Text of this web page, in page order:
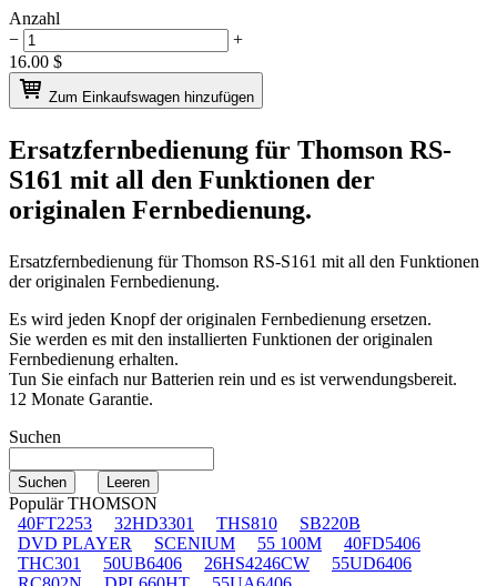
Anzahl
−
+
16.00 $
Zum Einkaufswagen hinzufügen
Ersatzfernbedienung für Thomson RS-
S161 mit all den Funktionen der
originalen Fernbedienung.
Ersatzfernbedienung fürThomson RS-S161 mit all den Funktionen
der originalen Fernbedienung.
Es wird jeden Knopf der originalen Fernbedienung ersetzen.
Sie werden es mit den installierten Funktionen der originalen
Fernbedienung erhalten.
Tun Sie einfach nur Batterien rein und es ist verwendungsbereit.
12 Monate Garantie.
Suchen
Populär THOMSON
40FT2253
32HD3301 THS810
SB220B
DVD PLAYER
SCENIUM 55 100M
40FD5406
THC301
50UB6406 26HS4246CW
55UD6406